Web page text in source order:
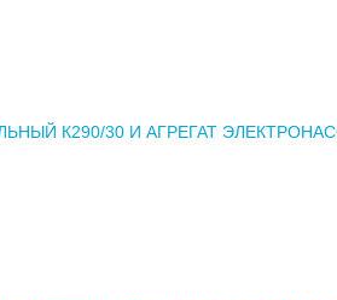
К290/30 И АГРЕГАТ